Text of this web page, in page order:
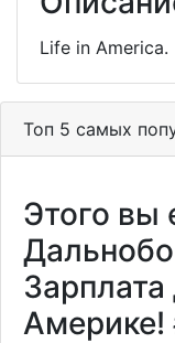
Life in America.
Топ 5 самых
Этого вы
Америке!